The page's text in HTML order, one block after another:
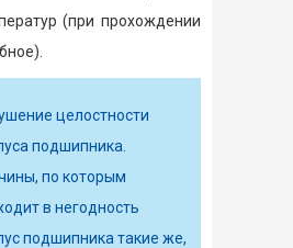
(при прохождении
целостности
подшипника.
по которым
в негодность
подшипника такие же,